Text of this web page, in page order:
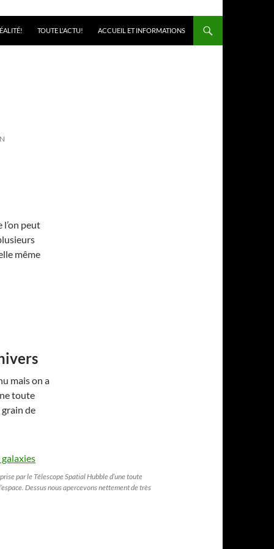
TOUTE L'ACTU! ACCUEIL ET INFORMATIONS
l’on peut
même
mais on a
toute
de
par le Télescope Spatial Hubble d’une toute
Dessus nous apercevons nettement de très